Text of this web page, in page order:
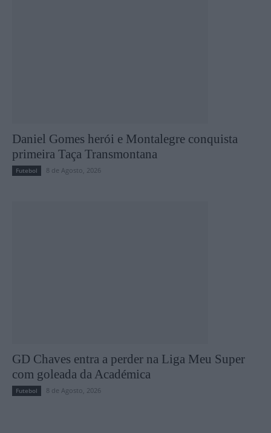
Daniel Gomes herói e Montalegre conquista
primeira Taça Transmontana
Futebol 8 de Agosto, 2026
GD Chaves entra a perder na Liga Meu Super
com goleada da Académica
Futebol 8 de Agosto, 2026